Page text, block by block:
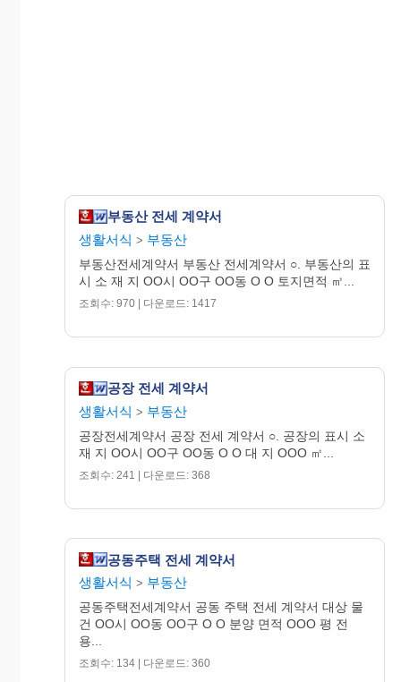
부동산 전세 계약서
생활서식 > 부동산
부동산전세계약서 부동산 전세계약서 ○. 부동산의 표
시 소 재 지 OO시 OO구 OO동 O O 토지면적 ㎡...
조회수: 970 | 다운로드: 1417
공장 전세 계약서
생활서식 > 부동산
공장전세계약서 공장 전세 계약서 ○. 공장의 표시 소
재 지 OO시 OO구 OO동 O O 대 지 OOO ㎡...
조회수: 241 | 다운로드: 368
공동주택 전세 계약서
생활서식 > 부동산
공동주택전세계약서 공동 주택 전세 계약서 대상 물
건 OO시 OO동 OO구 O O 분양 면적 OOO 평 전
용...
조회수: 134 | 다운로드: 360